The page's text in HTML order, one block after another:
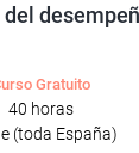
Gratuito
40 horas
(toda España)